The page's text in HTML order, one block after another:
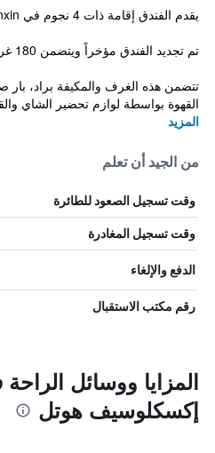
يقدم الفندق إقامة ذات 4 نجوم في Tianxin.
تم تجديد الفندق مؤخراً ويتضمن 180 غرفة أنيقة.
تتضمن هذه الغرف والمكيفة براد،
القهوة بواسطة لوازم تحضير الشاي
المزيد
من الجيد أن تعلم
وقت تسجيل الصعود للطائرة
وقت تسجيل المغادرة
الدفع والإلغاء
رقم مكتب الاستقبال
المزايا ووسائل
إكسكلوسيف هوتل